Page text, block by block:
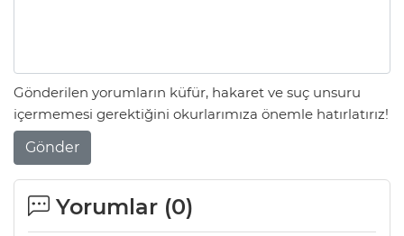
Gönderilen yorumların küfür, hakaret ve suç unsuru
içermemesi gerektiğini okurlarımıza önemle hatırlatırız!
Gönder
Yorumlar (0)